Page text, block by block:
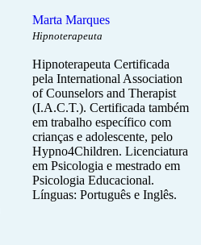
Marta Marques
Hipnoterapeuta
Hipnoterapeuta Certificada
pela International Association
of Counselors and Therapist
(I.A.C.T.). Certificada também
em trabalho específico com
crianças e adolescente, pelo
Hypno4Children. Licenciatura
em Psicologia e mestrado em
Psicologia Educacional.
Línguas: Português e Inglês.